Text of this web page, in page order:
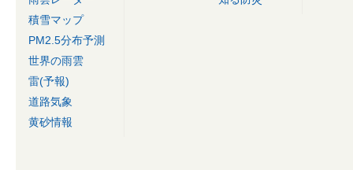
積雪マップ
PM2.5分布予測
世界の雨雲
雷(予報)
道路気象
黄砂情報